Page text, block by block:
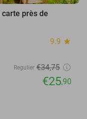
carte près de
9.9 star
Regulier €34,75
€25,90